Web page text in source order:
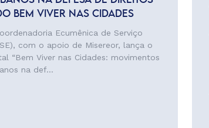
BEM VIVER NAS CIDADES
Ecumênica de Serviço
com o apoio de Misereor, lança o
“Bem Viver nas Cidades: movimentos
na def...